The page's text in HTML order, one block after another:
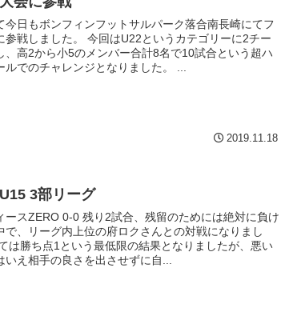
今日もボンフィンフットサルパーク落合南長崎にてフ
参戦しました。 今回はU22というカテゴリーに2チー
、高2から小5のメンバー合計8名で10試合という超ハ
ルでのチャレンジとなりました。 ...
2019.11.18
3部リーグ
ースZERO 0-0 残り2試合、残留のためには絶対に負け
で、リーグ内上位の府ロクさんとの対戦になりまし
は勝ち点1という最低限の結果となりましたが、悪い
いえ相手の良さを出させずに自...